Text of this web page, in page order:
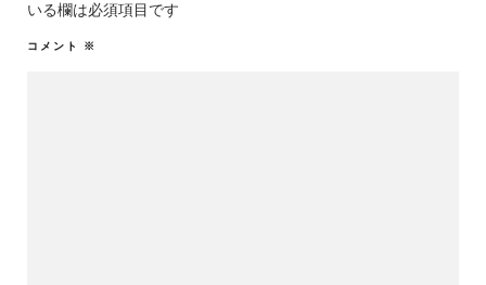
いる欄は必須項目です
コメント ※